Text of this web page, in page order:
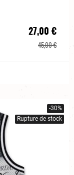
27,00 €
45,00 €
-30%
Rupture de stock